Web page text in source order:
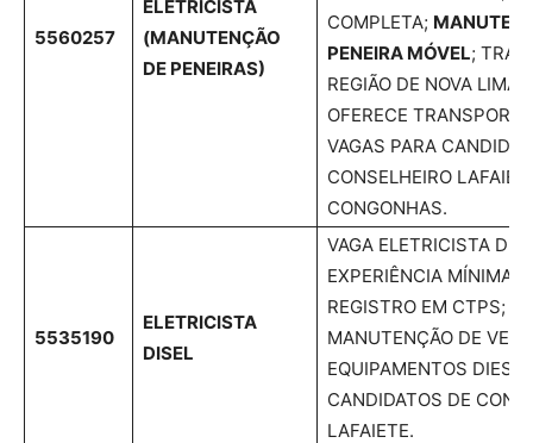
5560257
ELETRICISTA
(MANUTENÇÃO
DE PENEIRAS)
COMPLETA;
PENEIRA MÓVEL;
REGIÃO DE NOVA LIMA
OFERECE
VAGAS PARA
CONSELHEIRO
CONGONHAS.
5535190
ELETRICISTA
DISEL
VAGA ELETRICISTA
EXPERIÊNCIA MÍNIMA
REGISTRO EM CTPS;
MANUTENÇÃO DE
EQUIPAMENTOS
CANDIDATOS DE
LAFAIETE.